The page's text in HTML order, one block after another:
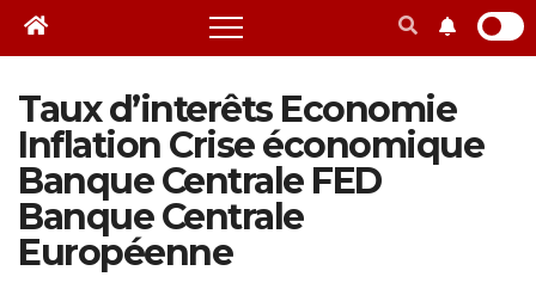
Taux d’interêts Economie
Inflation Crise économique
Banque Centrale FED
Banque Centrale
Européenne